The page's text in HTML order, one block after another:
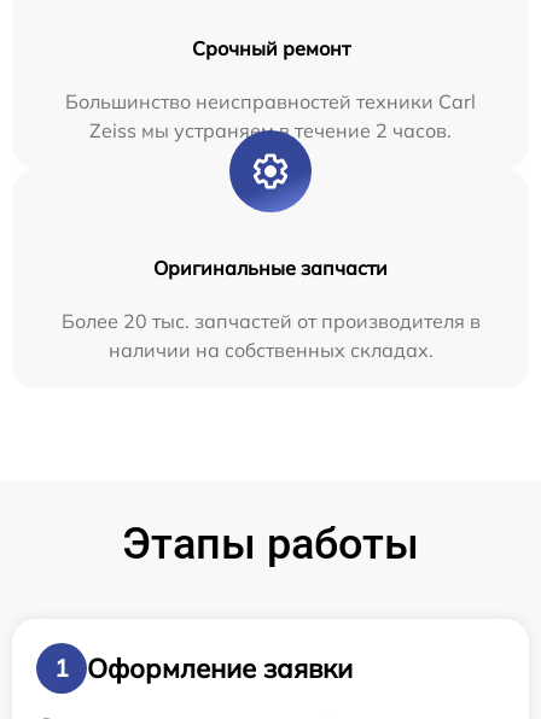
Срочный ремонт
Большинство неисправностей техники Carl
Zeiss мы устраняем в течение 2 часов.
Оригинальные запчасти
Более 20 тыс. запчастей от производителя в
наличии на собственных складах.
Этапы работы
1
Оформление заявки